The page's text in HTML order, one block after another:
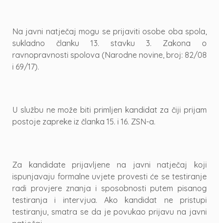
Na javni natječaj mogu se prijaviti osobe oba spola,
sukladno članku 13. stavku 3. Zakona o
ravnopravnosti spolova (Narodne novine, broj: 82/08
i 69/17).
U službu ne može biti primljen kandidat za čiji prijam
postoje zapreke iz članka 15. i 16. ZSN-a.
Za kandidate prijavljene na javni natječaj koji
ispunjavaju formalne uvjete provesti će se testiranje
radi provjere znanja i sposobnosti putem pisanog
testiranja i intervjua. Ako kandidat ne pristupi
testiranju, smatra se da je povukao prijavu na javni